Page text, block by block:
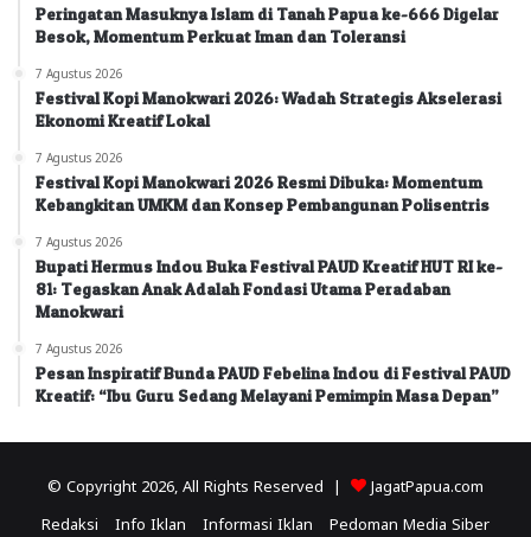
Peringatan Masuknya Islam di Tanah Papua ke-666 Digelar
Besok, Momentum Perkuat Iman dan Toleransi
7 Agustus 2026
Festival Kopi Manokwari 2026: Wadah Strategis Akselerasi
Ekonomi Kreatif Lokal
7 Agustus 2026
Festival Kopi Manokwari 2026 Resmi Dibuka: Momentum
Kebangkitan UMKM dan Konsep Pembangunan Polisentris
7 Agustus 2026
Bupati Hermus Indou Buka Festival PAUD Kreatif HUT RI ke-
81: Tegaskan Anak Adalah Fondasi Utama Peradaban
Manokwari
7 Agustus 2026
Pesan Inspiratif Bunda PAUD Febelina Indou di Festival PAUD
Kreatif: “Ibu Guru Sedang Melayani Pemimpin Masa Depan”
© Copyright 2026, All Rights Reserved | JagatPapua.com
Redaksi Info Iklan Informasi Iklan Pedoman Media Siber